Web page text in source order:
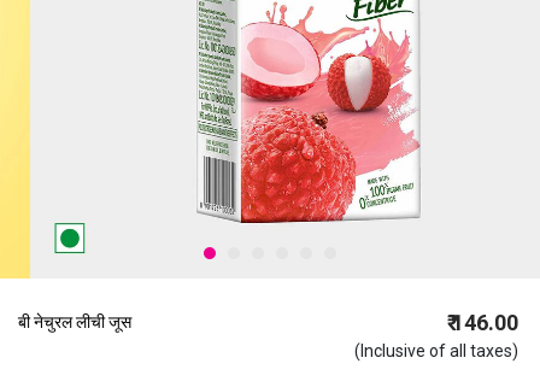
बी नेचुरल लीची जूस ₹ 146.00
(Inclusive of all taxes)